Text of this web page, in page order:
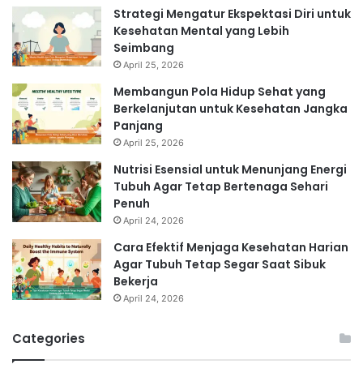
Strategi Mengatur Ekspektasi Diri untuk
Kesehatan Mental yang Lebih
Seimbang
April 25, 2026
Membangun Pola Hidup Sehat yang
Berkelanjutan untuk Kesehatan Jangka
Panjang
April 25, 2026
Nutrisi Esensial untuk Menunjang Energi
Tubuh Agar Tetap Bertenaga Sehari
Penuh
April 24, 2026
Cara Efektif Menjaga Kesehatan Harian
Agar Tubuh Tetap Segar Saat Sibuk
Bekerja
April 24, 2026
Categories